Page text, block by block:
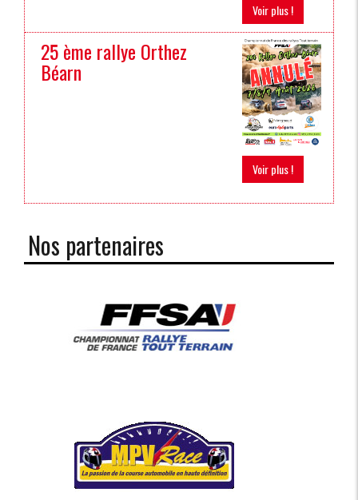
Voir plus !
25 ème rallye Orthez
Béarn
Voir plus !
Nos partenaires